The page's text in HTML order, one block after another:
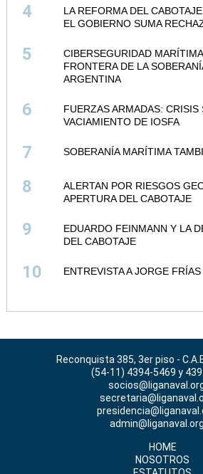
4
LA REFORMA DEL
EL GOBIERNO SUMA
5
CIBERSEGURIDAD
FRONTERA DE LA
ARGENTINA
6
FUERZAS ARMADAS: CRISIS
VACIAMIENTO DE IOSFA
7 SOBERANÍA MARÍTIMA
8
ALERTAN POR RIESGOS
APERTURA DEL CABOTAJE
9
EDUARDO FEINMANN Y LA
DEL CABOTAJE
10 ENTREVISTA A JORGE
Reconquista 385, 3er piso -
(54-11) 4394-5469 y
HOME
NOSOTROS